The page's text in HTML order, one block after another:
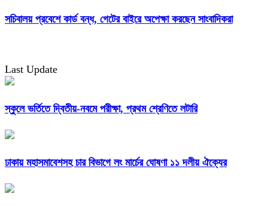
সচিবালয় প্রবেশে কার্ড বন্ধ, গেটের বাইরে অপেক্ষা করছেন সাংবাদিকরা
Last Update
স্কুলে ভর্তিতে দ্বিতীয়-নবমে পরীক্ষা, প্রথম শ্রেণিতে লটারি
ঢাকায় মহাসমাবেশসহ চার বিভাগে লং মার্চের ঘোষণা ১১ দলীয় ঐক্যের